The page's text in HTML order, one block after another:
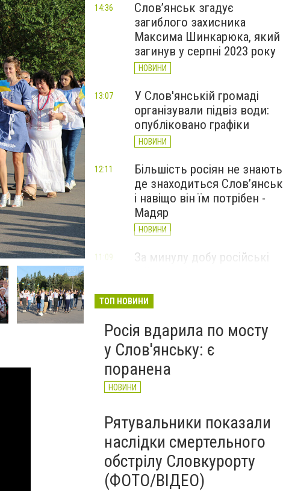
Слов’янськ згадує
загиблого захисника
Максима Шинкарюка, який
загинув у серпні 2023 року
НОВИНИ
14:36
У Слов'янській громаді
організували підвіз води:
опубліковано графіки
НОВИНИ
13:07
Більшість росіян не знають
де знаходиться Слов’янськ
і навіщо він їм потрібен -
Мадяр
НОВИНИ
12:11
За минулу добу російські
великої війни: 6 серпня
11:09
ТОП НОВИНИ
Росія вдарила по мосту
у Слов'янську: є
поранена
НОВИНИ
Рятувальники показали
наслідки смертельного
обстрілу Словкурорту
(ФОТО/ВІДЕО)